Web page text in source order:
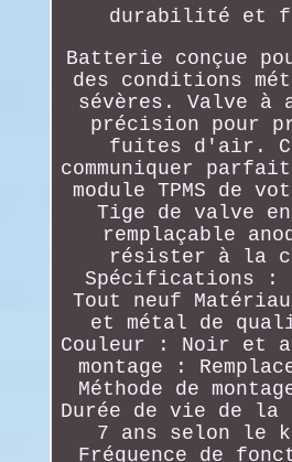
durabilité et
Batterie conçue
des conditions
sévères. Valve à
précision pour
fuites d'air.
communiquer
module TPMS de
Tige de valve
remplaçable
résister à la
Spécifications :
Tout neuf
et métal de
Couleur : Noir et
montage :
Méthode de
Durée de vie de
7 ans selon le
Fréquence de